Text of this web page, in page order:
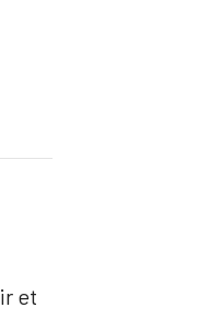
et